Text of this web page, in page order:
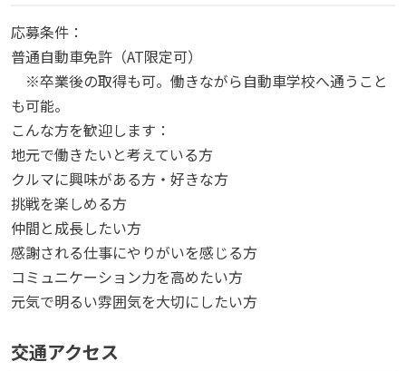
応募条件：
普通自動車免許（AT限定可）
※卒業後の取得も可。働きながら自動車学校へ通うこと
も可能。
こんな方を歓迎します：
地元で働きたいと考えている方
クルマに興味がある方・好きな方
挑戦を楽しめる方
仲間と成長したい方
感謝される仕事にやりがいを感じる方
コミュニケーション力を高めたい方
元気で明るい雰囲気を大切にしたい方
交通アクセス